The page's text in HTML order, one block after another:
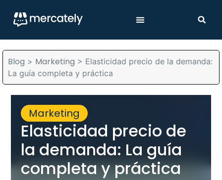
Blog > Marketing > Elasticidad precio de la demanda:
La guía completa y práctica
Marketing
Elasticidad precio de
la demanda: La guía
completa y práctica